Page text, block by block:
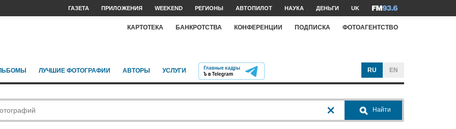
ГАЗЕТА ПРИЛОЖЕНИЯ WEEKEND РЕГИОНЫ АВТОПИЛОТ НАУКА ДЕНЬГИ UK
КАРТОТЕКА БАНКРОТСТВА КОНФЕРЕНЦИИ ПОДПИСКА ФОТОАГЕНТСТВО
ЛУЧШИЕ ФОТОГРАФИИ АВТОРЫ УСЛУГИ RU EN
Найти